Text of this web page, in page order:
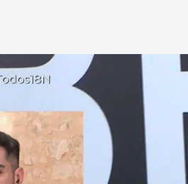
de Elisa Mouliaá en directo en 'En boca de
- 14:05h.
se querrella contra
a los testigos de la fiesta